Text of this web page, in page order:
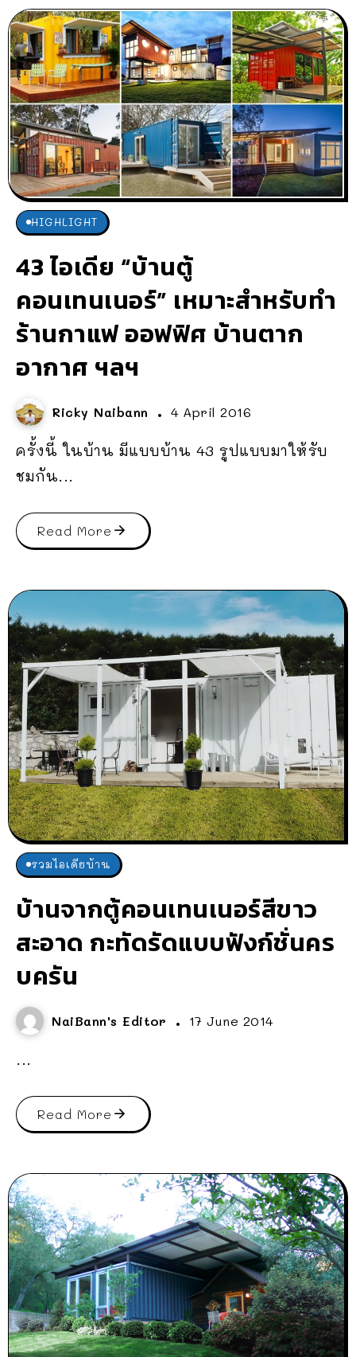
HIGHLIGHT
43 ไอเดีย “บ้านตู้
คอนเทนเนอร์” เหมาะสำหรับทำ
ร้านกาแฟ ออฟฟิศ บ้านตาก
อากาศ ฯลฯ
Ricky Naibann 4 April 2016
ครั้งนี้ ในบ้าน มีแบบบ้าน 43 รูปแบบมาให้รับ
ชมกัน...
Read More
รวมไอเดียบ้าน
บ้านจากตู้คอนเทนเนอร์สีขาว
สะอาด กะทัดรัดแบบฟังก์ชั่นคร
บครัน
NaiBann's Editor 17 June 2014
...
Read More